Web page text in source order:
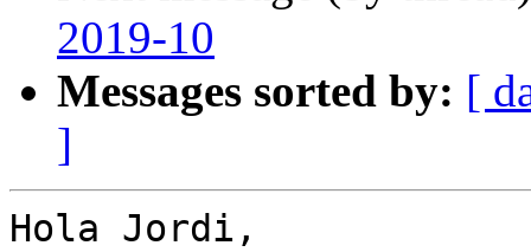
2019-10
Messages sorted by: [
]
Hola Jordi,